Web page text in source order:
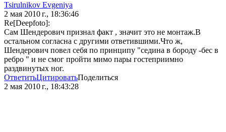
Tsirulnikov Evgeniya
2 мая 2010 г., 18:36:46
Re[Deepfoto]:
Сам Шендерович признал факт , значит это не монтаж.В
остальном согласна с другими ответившими.Что ж,
Шендерович повел себя по принципу "седина в бороду -бес в
ребро " и не смог пройти мимо пары гостеприимно
раздвинутых ног.
ОтветитьЦитироватьПоделиться
2 мая 2010 г., 18:43:28